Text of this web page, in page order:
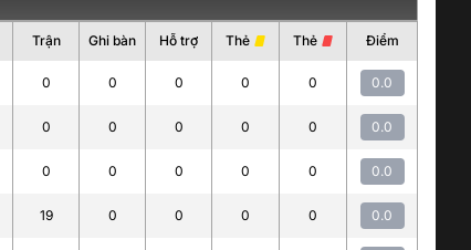
Trận Ghi bàn Hỗ trợ Thẻ Thẻ Điểm
0 0 0 0 0 0.0
0 0 0 0 0 0.0
0 0 0 0 0 0.0
19 0 0 0 0 0.0